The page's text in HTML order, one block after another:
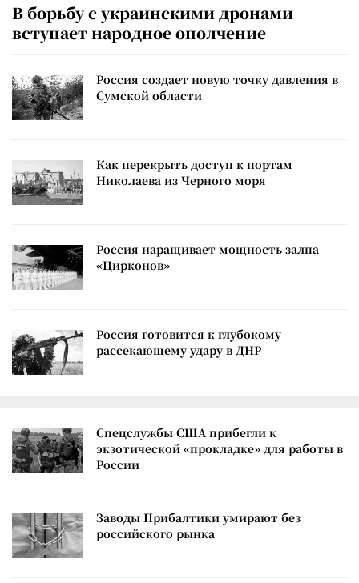
В борьбу с украинскими дронами
вступает народное ополчение
Россия создает новую точку давления в
Сумской области
Как перекрыть доступ к портам
Николаева из Черного моря
Россия наращивает мощность залпа
«Цирконов»
Россия готовится к глубокому
рассекающему удару в ДНР
Спецслужбы США прибегли к
экзотической «прокладке» для работы в
России
Заводы Прибалтики умирают без
российского рынка